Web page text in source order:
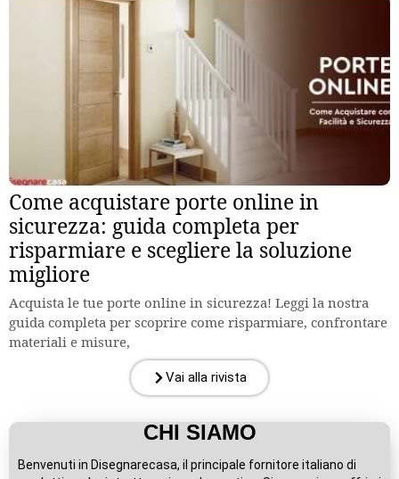
Come acquistare porte online in
sicurezza: guida completa per
risparmiare e scegliere la soluzione
migliore
Acquista le tue porte online in sicurezza! Leggi la nostra
guida completa per scoprire come risparmiare, confrontare
materiali e misure,
Vai alla rivista
CHI SIAMO
Benvenuti in Disegnarecasa, il principale fornitore italiano di